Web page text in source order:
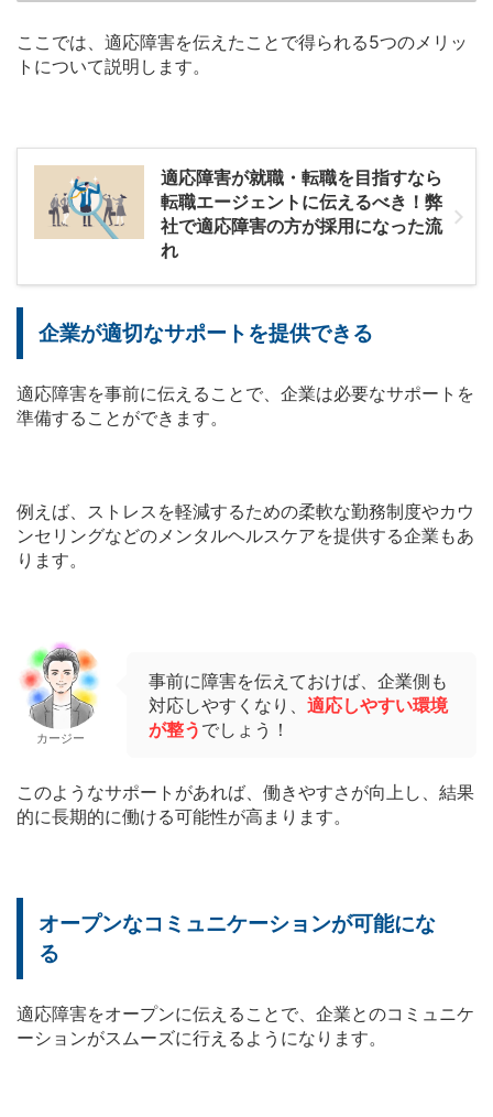
ここでは、適応障害を伝えたことで得られる5つのメリッ
トについて説明します。
適応障害が就職・転職を目指すなら
転職エージェントに伝えるべき！弊
社で適応障害の方が採用になった流
れ
企業が適切なサポートを提供できる
適応障害を事前に伝えることで、企業は必要なサポートを
準備することができます。
例えば、ストレスを軽減するための柔軟な勤務制度やカウ
ンセリングなどのメンタルヘルスケアを提供する企業もあ
ります。
カージー
事前に障害を伝えておけば、企業側も
対応しやすくなり、 適応しやすい環境
が整う でしょう！
このようなサポートがあれば、働きやすさが向上し、結果
的に長期的に働ける可能性が高まります。
オープンなコミュニケーションが可能にな
る
適応障害をオープンに伝えることで、企業とのコミュニケ
ーションがスムーズに行えるようになります。